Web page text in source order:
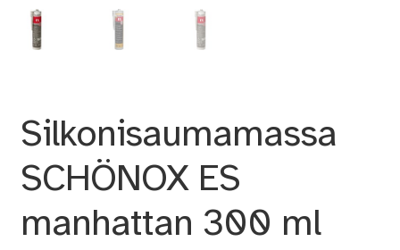
Silkonisaumamassa
SCHÖNOX ES
manhattan 300 ml